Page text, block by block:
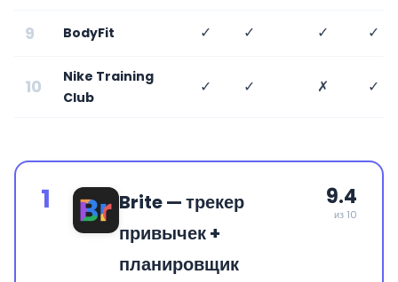
9 BodyFit ✓ ✓ ✓ ✓
10
Nike Training
Club
✓ ✓ ✗ ✓
1
Brite — трекер
привычек +
планировщик
9.4
из 10